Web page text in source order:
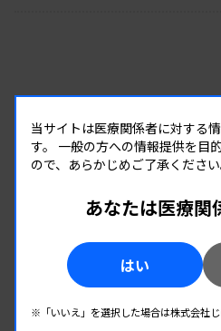
当サイトは医療関係者に対する
す。 一般の方への情報提供を目
ので、あらかじめご了承ください
あなたは医療関
はい
※「いいえ」を選択した場合は株式会社じ